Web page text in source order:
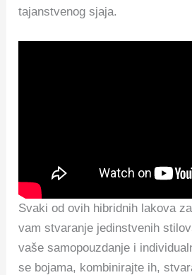
tajanstvenog sjaja.
Svaki od ovih hibridnih lakova
vam stvaranje jedinstvenih
vaše samopouzdanje i
se bojama, kombinirajte ih,